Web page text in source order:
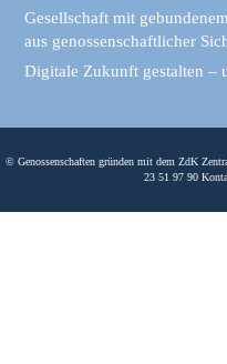
Gesellschaft mit
aus genossenschaftlicher
Digitale Zukunft gestalten –
© Genossenschaften gründen mit dem ZdK
23 51 97 90